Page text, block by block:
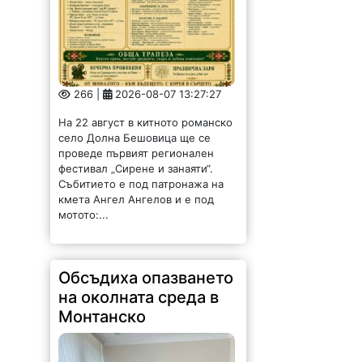
266 | 2026-08-07 13:27:27
На 22 август в китното романско
село Долна Бешовица ще се
проведе първият регионален
фестивал „Сирене и занаяти“.
Събитието е под патронажа на
кмета Ангел Ангелов и е под
мотото:...
Обсъдиха опазването
на околната среда в
Монтанско